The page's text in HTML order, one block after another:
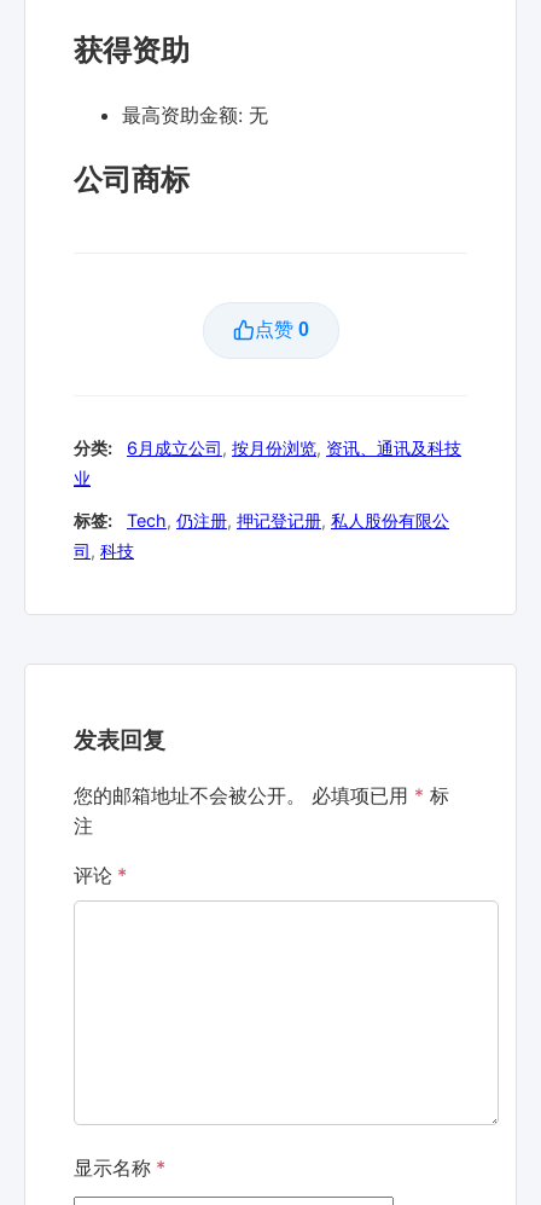
获得资助
最高资助金额: 无
公司商标
点赞 0
分类: 6月成立公司, 按月份浏览, 资讯、通讯及科技
业
标签: Tech, 仍注册, 押记登记册, 私人股份有限公
司, 科技
发表回复
您的邮箱地址不会被公开。 必填项已用 * 标
注
评论 *
显示名称 *